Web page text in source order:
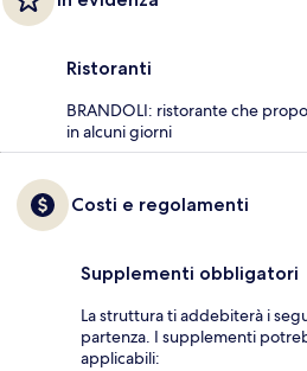
Ristoranti
BRANDOLI: ristorante che
in alcuni giorni
Costi e regolamenti
Supplementi obbligatori
La struttura ti addebiterà i
partenza. I supplementi
applicabili: